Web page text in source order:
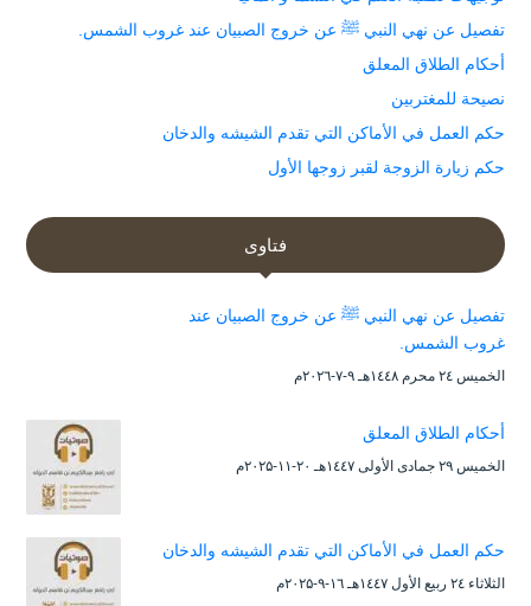
تفصيل عن نهي النبي ﷺ عن خروج الصبيان عند غروب الشمس.
أحكام الطلاق المعلق
نصيحة للمغتربين
حكم العمل في الأماكن التي تقدم الشيشه والدخان
حكم زيارة الزوجة لقبر زوجها الأول
فتاوى
تفصيل عن نهي النبي ﷺ عن خروج الصبيان عند
غروب الشمس.
الخميس ۲٤ محرم ۱٤٤۸هـ ۹-۷-۲۰۲٦م
أحكام الطلاق المعلق
الخميس ۲۹ جمادى الأولى ۱٤٤۷هـ ۲۰-۱۱-۲۰۲۵م
حكم العمل في الأماكن التي تقدم الشيشه والدخان
الثلاثاء ۲٤ ربيع الأول ۱٤٤۷هـ ۱٦-۹-۲۰۲۵م